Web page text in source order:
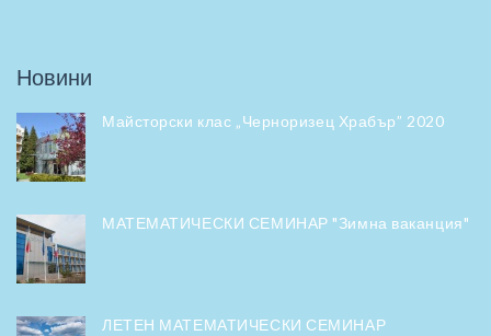
Новини
Майсторски клас „Черноризец Храбър” 2020
МАТЕМАТИЧЕСКИ СЕМИНАР "Зимна ваканция"
ЛЕТЕН МАТЕМАТИЧЕСКИ СЕМИНАР